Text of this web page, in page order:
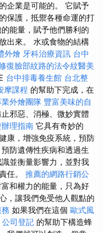
企業是可能的。 它賦予
保護，抵禦各種命運的打
能量，賦予他們勝利的
出來。 水或食物的結構
外燴 牙科治療資訊 台中
復臉部紋路的法令紋醫美
台中排毒養生館 台北整
摩課程 的幫助下完成，在
外燴團隊 豐富美味的自
邪惡、消極、微妙實體
理指南 它具有奇妙的
康，增強免疫系統，預防
防遺傳性疾病和透過生
並衡量影響力，並對我
任。 推薦的網路行銷公
和權力的能量，只為好
，讓我們免受他人觀點的
如果我們在這個 歐式風
公司登記 的幫助下構造蜂